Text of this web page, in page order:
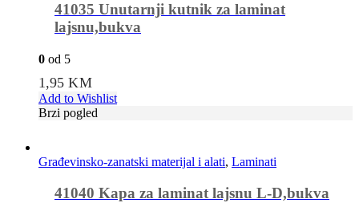
41035 Unutarnji kutnik za laminat
lajsnu,bukva
0 od 5
1,95KM
Add to Wishlist
Brzi pogled
Građevinsko-zanatski materijal i alati, Laminati
41040 Kapa za laminat lajsnu L-D,bukva